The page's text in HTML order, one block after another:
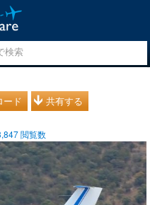
ード 共有する
閲覧数